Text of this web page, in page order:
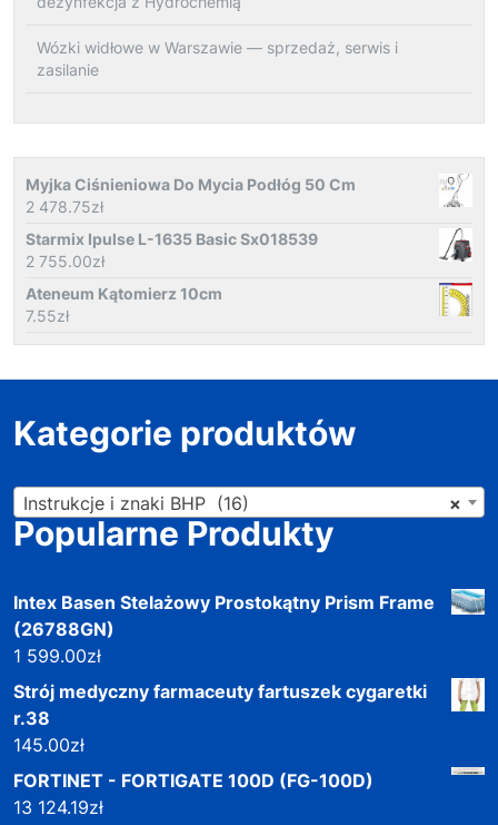
Wózki widłowe w Warszawie — sprzedaż, serwis i
zasilanie
Myjka Ciśnieniowa Do Mycia Podłóg 50 Cm
2 478.75zł
Starmix Ipulse L-1635 Basic Sx018539
2 755.00zł
Ateneum Kątomierz 10cm
7.55zł
Kategorie produktów
×
Instrukcje i znaki BHP (16)
Popularne Produkty
Intex Basen Stelażowy Prostokątny Prism Frame
(26788GN)
1 599.00zł
Strój medyczny farmaceuty fartuszek cygaretki
r.38
145.00zł
FORTINET - FORTIGATE 100D (FG-100D)
13 124.19zł